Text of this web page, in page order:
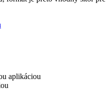
aplikáciou